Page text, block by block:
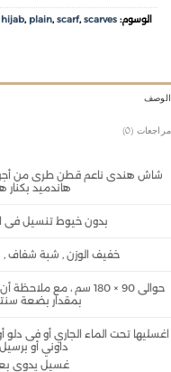
الوسوم: ,hijab, plain,scarf,scarves
(0)
هندى ناعم قطن طرى من أجود
هاندميد بكنار
بدون خيوط تنسيل فى
خفيف الوزن , شبة شفاف ,
حوالى 90 × 180 سم ، مع
بمقدار بضعة
تحت الماء الجاري أو فى
داوني أو برسيل
غسيل يدوى